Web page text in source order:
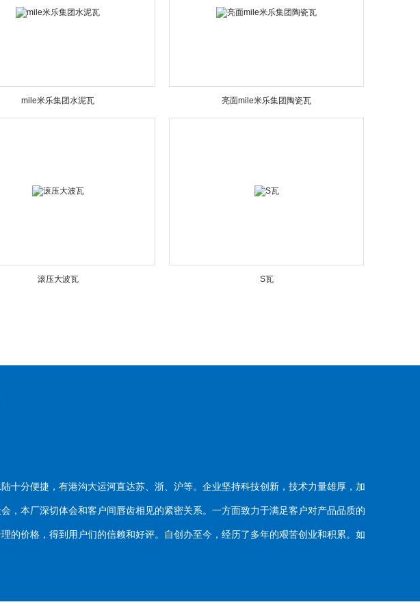
mile米乐集团水泥瓦 亮面mile米乐集团陶瓷瓦
滚压大波瓦 S瓦
分便捷，有港沟大运河直达苏、浙、沪等。企业坚持科技创新，技术力量雄厚，加
厂深切体会和客户间唇齿相见的紧密关系。一方面致力于满足客户对产品品质的
格，得到用户们的信赖和好评。自创办至今，经历了多年的艰苦创业和积累。如